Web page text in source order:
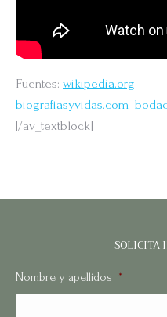
Fuentes: wikipedia.org
biografiasyvidas.com
[/av_textblock]
SOLICITA
Nombre y apellidos *